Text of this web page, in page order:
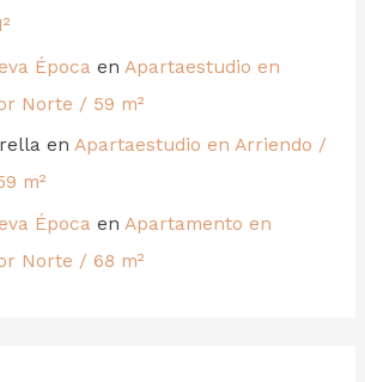
Época en Apartaestudio en
Norte / 59 m²
en Apartaestudio en Arriendo /
m²
Época en Apartamento en
Norte / 68 m²